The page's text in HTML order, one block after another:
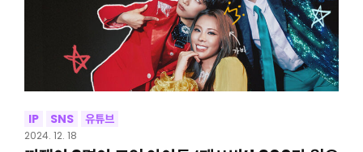
IP SNS 유튜브
2024. 12. 18